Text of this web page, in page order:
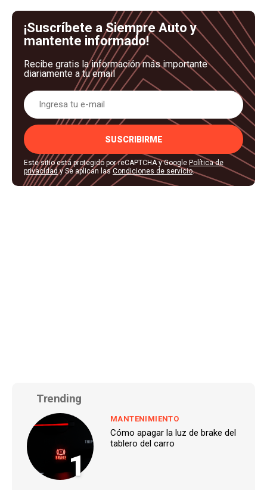
¡Suscríbete a Siempre Auto y
mantente informado!
Recibe gratis la información más importante
diariamente a tu email
SUSCRIBIRME
Este sitio está protegido por reCAPTCHA y Google Política de
privacidady Se aplican lasCondiciones de servicio.
Trending
1
MANTENIMIENTO
Cómo apagar la luz de brake del
tablero del carro